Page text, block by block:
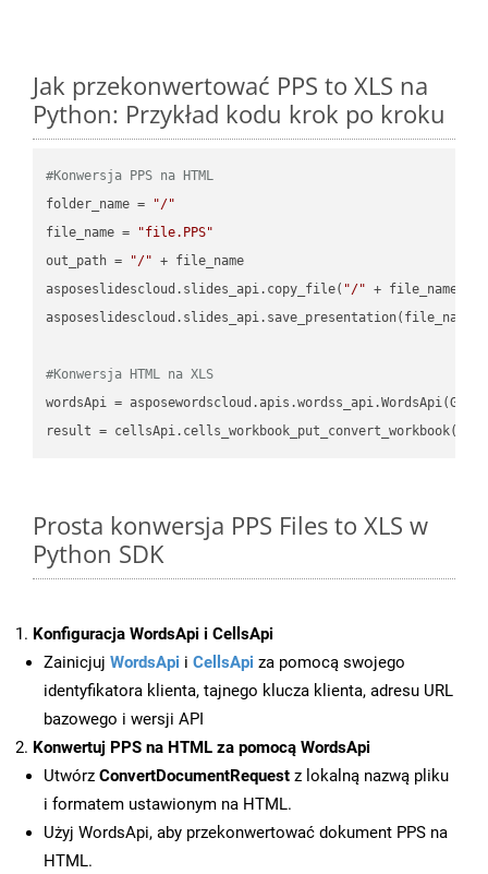
Jak przekonwertować PPS to XLS na
Python: Przykład kodu krok po kroku
#Konwersja PPS na HTML
folder_name =
"/"
file_name =
"file.PPS"
out_path =
"/" + file_name
asposeslidescloud.slides_api.copy_file( "/" + file_name,
#Konwersja HTML na XLS
wordsApi =
result =
Prosta konwersja PPS Files to XLS w
Python SDK
Konfiguracja WordsApi i CellsApi
Zainicjuj WordsApi i CellsApi za pomocą swojego
identyfikatora klienta, tajnego klucza klienta, adresu URL
bazowego i wersji API
Konwertuj PPS na HTML za pomocą WordsApi
Utwórz ConvertDocumentRequest z lokalną nazwą pliku
i formatem ustawionym na HTML.
Użyj WordsApi, aby przekonwertować dokument PPS na
HTML.